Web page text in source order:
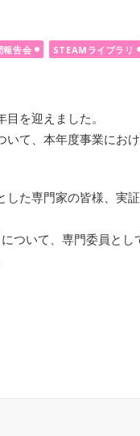
報告会 STEAMライブラリ
を迎えました。
いて、本年度事業にお
た専門家の皆様、実
ついて、専門委員とし